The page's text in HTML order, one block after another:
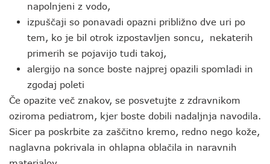
napolnjeni z vodo,
izpuščaji so ponavadi opazni približno dve uri po
tem, ko je bil otrok izpostavljen soncu, nekaterih
primerih se pojavijo tudi takoj,
alergijo na sonce boste najprej opazili spomladi in
zgodaj poleti
Če opazite več znakov, se posvetujte z zdravnikom
oziroma pediatrom, kjer boste dobili nadaljnja navodila.
Sicer pa poskrbite za zaščitno kremo, redno nego kože,
naglavna pokrivala in ohlapna oblačila in naravnih